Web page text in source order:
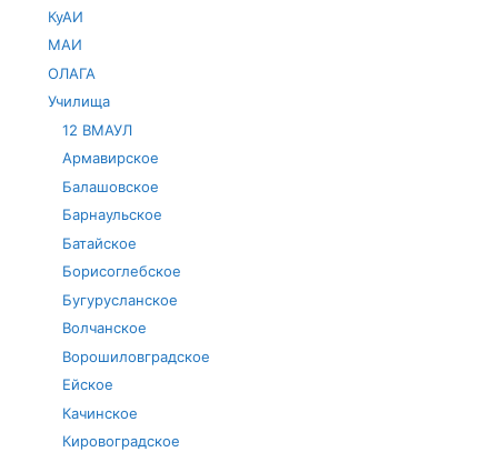
КуАИ
МАИ
ОЛАГА
Училища
12 ВМАУЛ
Армавирское
Балашовское
Барнаульское
Батайское
Борисоглебское
Бугурусланское
Волчанское
Ворошиловградское
Ейское
Качинское
Кировоградское